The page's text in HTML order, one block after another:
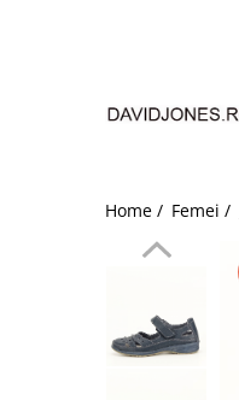
Home / Femei /